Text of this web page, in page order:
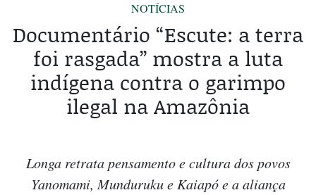
NOTÍCIAS
Documentário “Escute: a terra
foi rasgada” mostra a luta
indígena contra o garimpo
ilegal na Amazônia
Longa retrata pensamento e cultura dos povos
Yanomami, Munduruku e Kaiapó e a aliança